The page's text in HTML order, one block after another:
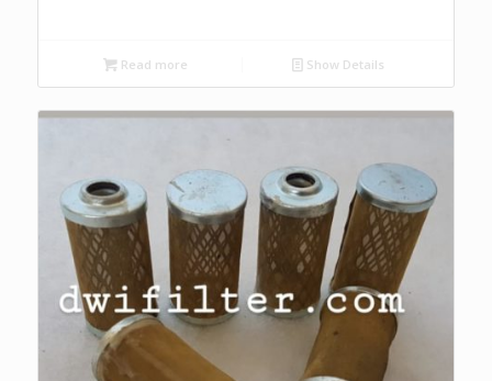
Read more Show Details